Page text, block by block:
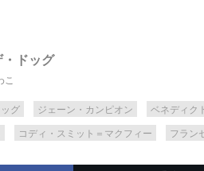
ドッグ
こ
グ ジェーン・カンピオン ベネディク
コディ・スミット＝マクフィー フラン